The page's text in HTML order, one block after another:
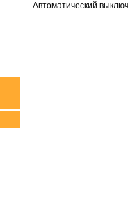
Автоматический